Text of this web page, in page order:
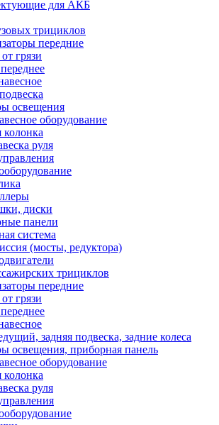
для АКБ
трициклов
передние
грязи
освещения
оборудование
колонка
руля
диски
панели
система
(мосты, редуктора)
трициклов
передние
грязи
задняя подвеска, задние колеса
освещения, приборная панель
оборудование
колонка
руля